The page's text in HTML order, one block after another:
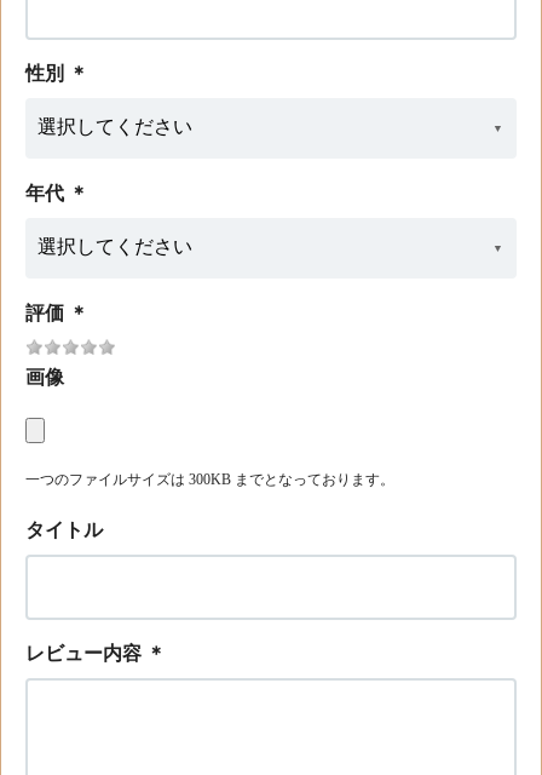
性別 ＊
年代 ＊
評価 ＊
画像
一つのファイルサイズは 300KB までとなっております。
タイトル
レビュー内容 ＊